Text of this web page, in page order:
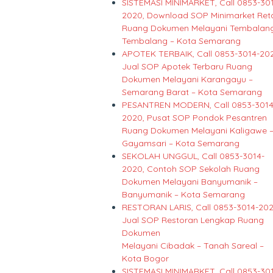
SISTEMASI MINIMARKET, Call 0853-
2020, Download SOP Minimarket
Ruang Dokumen Melayani
Tembalang – Kota Semarang
APOTEK TERBAIK, Call 0853-3014-
Jual SOP Apotek Terbaru Ruang
Dokumen Melayani Karangayu –
Semarang Barat – Kota Semarang
PESANTREN MODERN, Call 0853-
2020, Pusat SOP Pondok Pesantren
Ruang Dokumen Melayani Kaligawe –
Gayamsari – Kota Semarang
SEKOLAH UNGGUL, Call 0853-3014-
2020, Contoh SOP Sekolah Ruang
Dokumen Melayani Banyumanik –
Banyumanik – Kota Semarang
RESTORAN LARIS, Call 0853-3014-
Jual SOP Restoran Lengkap Ruang
Dokumen
Melayani Cibadak – Tanah Sareal –
Kota Bogor